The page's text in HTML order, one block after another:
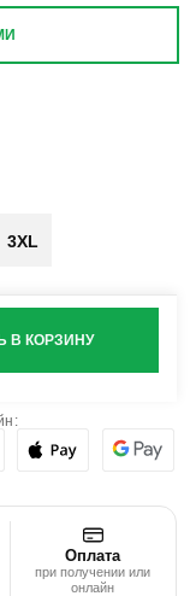
3XL
В КОРЗИНУ
Оплата
при получении или
онлайн